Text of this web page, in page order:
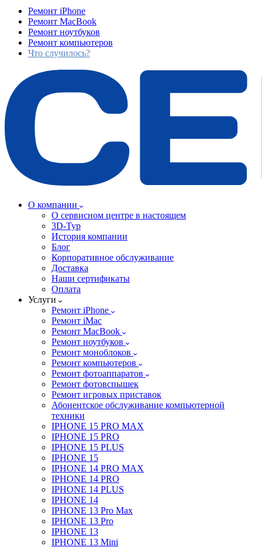
Ремонт iPhone
Ремонт MacBook
Ремонт ноутбуков
Ремонт компьютеров
Что случилось?
О компании
О сервисном центре в настоящем
3D-Тур
История компании
Блог
Корпоративное обслуживание
Доставка
Наши сертификаты
Оплата
Услуги
Ремонт iPhone
Ремонт iMac
Ремонт MacBook
Ремонт ноутбуков
Ремонт моноблоков
Ремонт компьютеров
Ремонт фотоаппаратов
Ремонт фотовспышек
Ремонт игровых приставок
Абонентское обслуживание компьютерной
техники
IPHONE 15 PRO MAX
IPHONE 15 PRO
IPHONE 15 PLUS
IPHONE 15
IPHONE 14 PRO MAX
IPHONE 14 PRO
IPHONE 14 PLUS
IPHONE 14
IPHONE 13 Pro Max
IPHONE 13 Pro
IPHONE 13
IPHONE 13 Mini